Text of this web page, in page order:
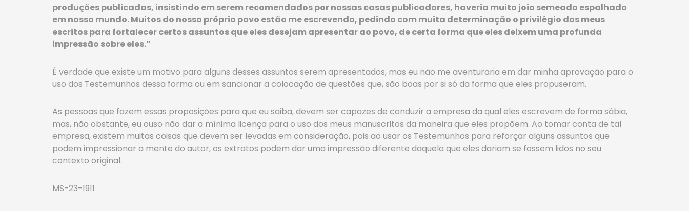
produções publicadas, insistindo em serem recomendados por nossas casas publicadores, haveria muito joio semeado espalhado
em nosso mundo. Muitos do nosso próprio povo estão me escrevendo, pedindo com muita determinação o privilégio dos meus
escritos para fortalecer certos assuntos que eles desejam apresentar ao povo, de certa forma que eles deixem uma profunda
impressão sobre eles.”
É verdade que existe um motivo para alguns desses assuntos serem apresentados, mas eu não me aventuraria em dar minha aprovação para o
uso dos Testemunhos dessa forma ou em sancionar a colocação de questões que, são boas por si só da forma que eles propuseram.
As pessoas que fazem essas proposições para que eu saiba, devem ser capazes de conduzir a empresa da qual eles escrevem de forma sábia,
mas, não obstante, eu ouso não dar a mínima licença para o uso dos meus manuscritos da maneira que eles propõem. Ao tomar conta de tal
empresa, existem muitas coisas que devem ser levadas em consideração, pois ao usar os Testemunhos para reforçar alguns assuntos que
podem impressionar a mente do autor, os extratos podem dar uma impressão diferente daquela que eles dariam se fossem lidos no seu
contexto original.
MS-23-1911